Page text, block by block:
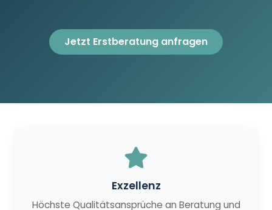
Jetzt Erstberatung anfragen
Exzellenz
Höchste Qualitätsansprüche an Beratung und